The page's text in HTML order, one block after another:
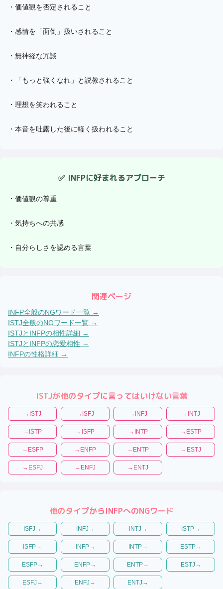
・ 価値観を否定されること
・ 感情を「面倒」扱いされること
・ 無神経な冗談
・ 「もっと強くなれ」と説教されること
・ 理想を笑われること
・ 本音を吐露した後に軽く扱われること
✅ INFPに好まれるアプローチ
・ 価値観の尊重
・ 気持ちへの共感
・ 自分らしさを認める言葉
関連ページ
INFP全般のNGワード一覧 →
ISTJ全般のNGワード一覧 →
ISTJと INFPの相性詳細 →
ISTJと INFPの恋愛相性 →
INFPの性格詳細 →
ISTJが他のタイプに言ってはいけない言葉
→ ISTJ → ISFJ → INFJ → INTJ
→ ISTP → ISFP → INTP → ESTP
→ ESFP → ENFP → ENTP → ESTJ
→ ESFJ → ENFJ → ENTJ
他のタイプからINFPへのNGワード
ISFJ → INFJ → INTJ → ISTP→
ISFP→ INFP→ INTP→ ESTP→
ESFP→ ENFP→ ENTP→ ESTJ →
ESFJ → ENFJ → ENTJ →